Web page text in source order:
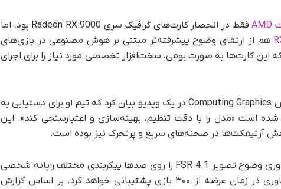
فقط در انحصار کارت‌های گرافیک سری Radeon RX 9000 بود، اما
هم از ارتقای وضوح پیشرفته‌تر مبتنی بر هوش مصنوعی در بازی‌های
این کارت‌ها به‌ صورت بومی، سخت‌افزار تخصصی مورد نیاز را برای اجرای
جک هاین، معاون ارشد AMD و مدیرکل بخش Computing Graphics در یک ویدیو بیان کرد که تیم او برای دستیابی به
شده است «مدل را با دقت تنظیم، بهینه‌سازی و اعتبارسنجی کند». این
آرتیفکت‌ها در صحنه‌های سریع و پرتحرک نیز بوده است.
همچنین هاین عنوان کرد که AMD اجرای فناوری وضوح تصویر FSR 4.1 را روی صدها پیکربندی مختلف رایانه شخصی
خواهد کرد. بر اساس گزارش